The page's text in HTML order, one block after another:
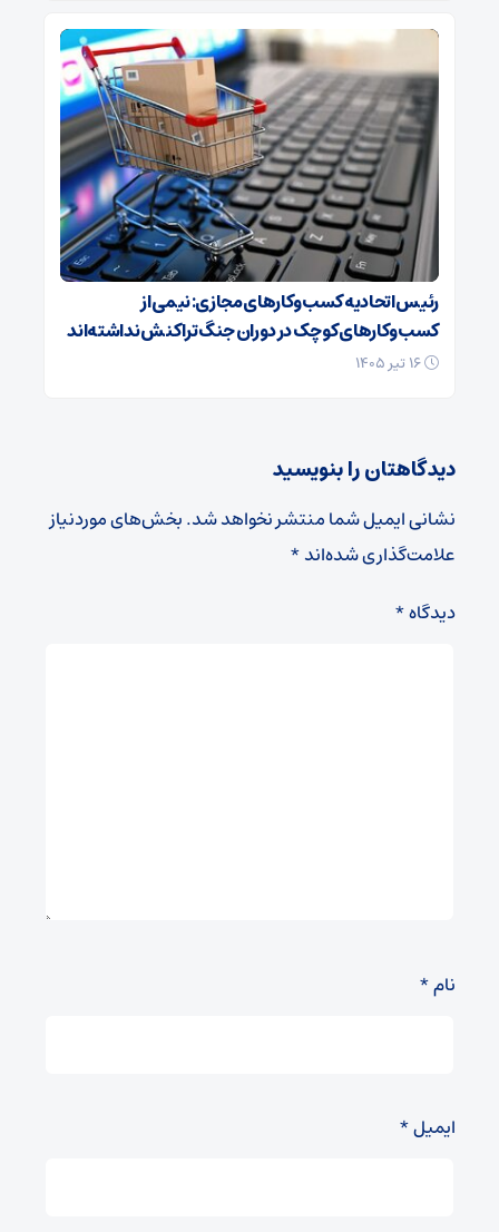
رئیس اتحادیه کسب‌وکارهای مجازی: نیمی از
کسب‌وکارهای کوچک در دوران جنگ‌ تراکنش نداشته‌اند
دیدگاهتان را بنویسید
نشانی ایمیل شما منتشر نخواهد شد.بخش‌های موردنیاز
علامت‌گذاری شده‌اند*
دیدگاه*
نام*
ایمیل*